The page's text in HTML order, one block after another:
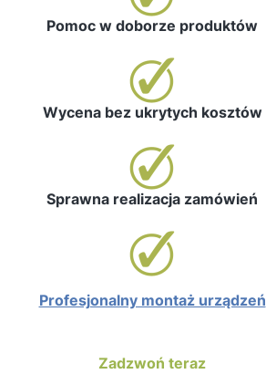
Pomoc w doborze produktów
Wycena bez ukrytych kosztów
Sprawna realizacja zamówień
Profesjonalny montaż urządzeń
Zadzwoń teraz